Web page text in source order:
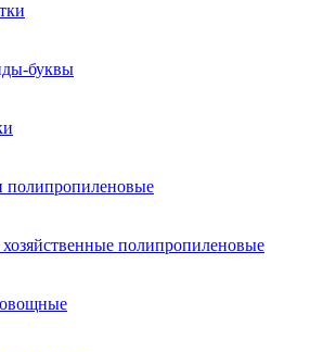
буквы
полипропиленовые